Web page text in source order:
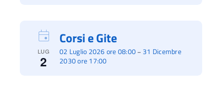
LUG
2
02 Luglio 2026 ore 08:00– 31 Dicembre
2030 ore 17:00
Corsi e Gite